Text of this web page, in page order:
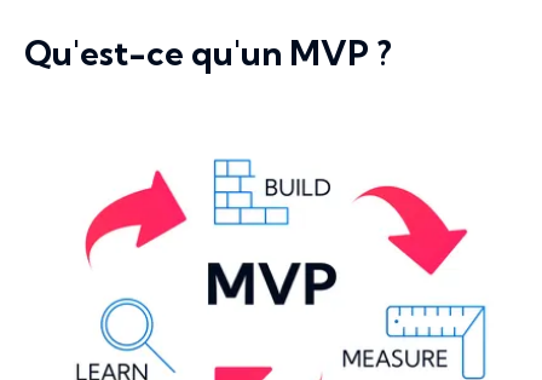
Qu'est-ce qu'un MVP ?